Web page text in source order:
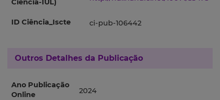
Ciência-IUL)
ID Ciência_Iscte ci-pub-106442
Outros Detalhes da Publicação
Ano Publicação
Online
2024